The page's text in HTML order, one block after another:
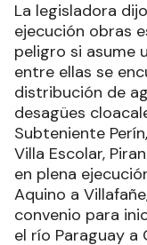
La legisladora
ejecución obras
peligro si asume
entre ellas se
distribución de
desagües
Subteniente
Villa Escolar,
en plena
Aquino a
convenio para
el río Paraguay a